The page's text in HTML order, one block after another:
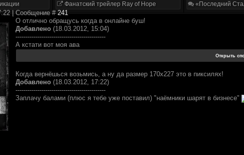
Фанатский трейлер Ray of Hope
«Последний
| Сообщение #241
О отлично обращусь когда в онлайне буш!
Добавлено (18.03.2012, 15:04)
---------------------------------------------
А кстати вот моя ава
Когда вернёшься возьмись, а ну да размер 170x227 это в пиксилях!
Добавлено (18.03.2012, 17:22)
---------------------------------------------
Заплачу балами (плюс я тебе уже поставил) "наёмники шарят в бизнесе"